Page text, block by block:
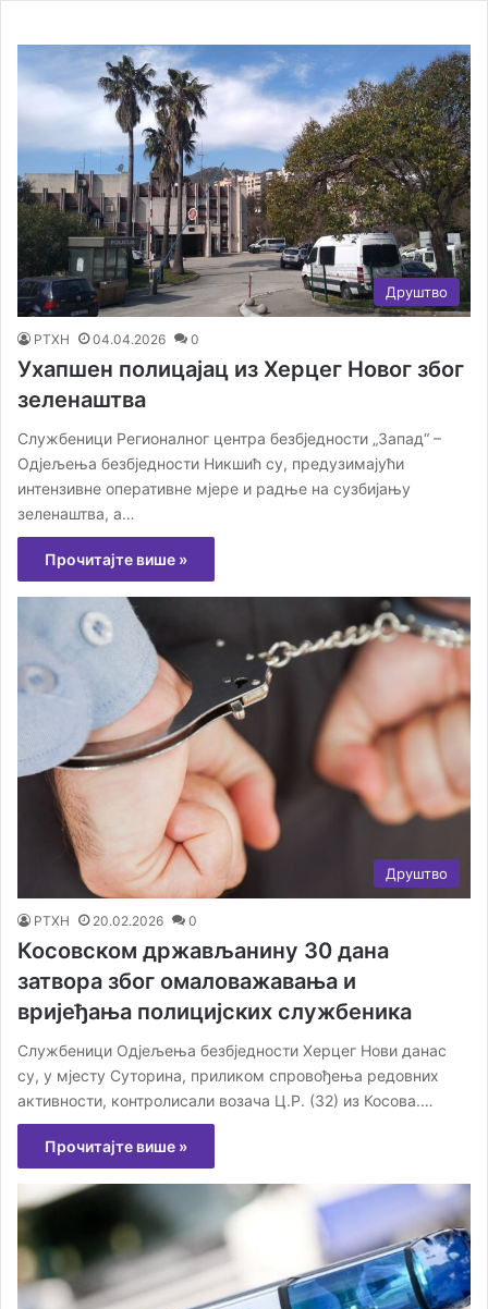
Друштво
РТХН 04.04.2026 0
Ухапшен полицајац из Херцег Новог због
зеленаштва
Службеници Регионалног центра безбједности „Запад“ –
Одјељења безбједности Никшић су, предузимајући
интензивне оперативне мјере и радње на сузбијању
зеленаштва, а…
Прочитајте више »
Друштво
РТХН 20.02.2026 0
Косовском држављанину 30 дана
затвора због омаловажавања и
вријеђања полицијских службеника
Службеници Одјељења безбједности Херцег Нови данас
су, у мјесту Суторина, приликом спровођења редовних
активности, контролисали возача Ц.Р. (32) из Косова.…
Прочитајте више »